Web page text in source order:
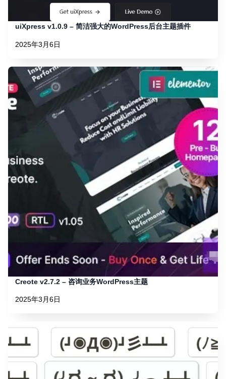
uiXpress v1.0.9 – 简洁强大的WordPress后台主题插件
2025年3月6日
Creote v2.7.2 – 咨询业务WordPress主题
2025年3月6日